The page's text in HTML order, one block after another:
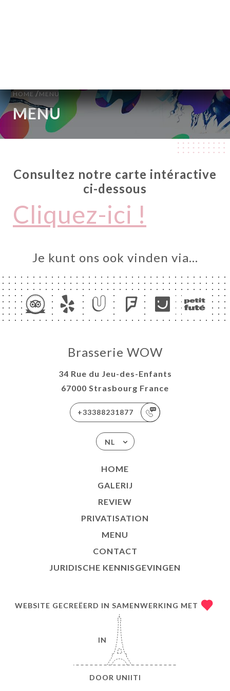
HOME /MENU
MENU
Consultez notre carte intéractive
ci-dessous
Cliquez-ici !
Je kunt ons ook vinden via…
Brasserie WOW
34 Rue du Jeu-des-Enfants
67000 Strasbourg France
+33388231877
NL
HOME
GALERIJ
REVIEW
PRIVATISATION
MENU
CONTACT
JURIDISCHE KENNISGEVINGEN
WEBSITE GECREËERD IN SAMENWERKING MET
IN
DOOR UNIITI